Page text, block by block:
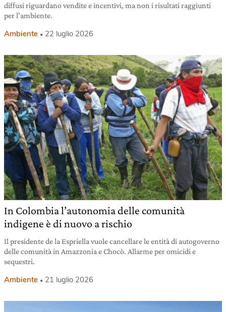
diffusi riguardano vendite e incentivi, ma non i risultati raggiunti
per l’ambiente.
Ambiente 22 luglio 2026
In Colombia l’autonomia delle comunità
indigene è di nuovo a rischio
Il presidente de la Espriella vuole cancellare le entità di autogoverno
delle comunità in Amazzonia e Chocò. Allarme per omicidi e
sequestri.
Ambiente 21 luglio 2026